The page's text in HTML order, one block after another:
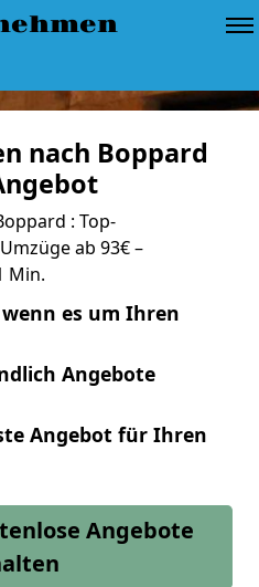
nach Boppard
: Top-
ab 93€ –
Min.
es um Ihren
Angebote
Angebot für Ihren
Angebote